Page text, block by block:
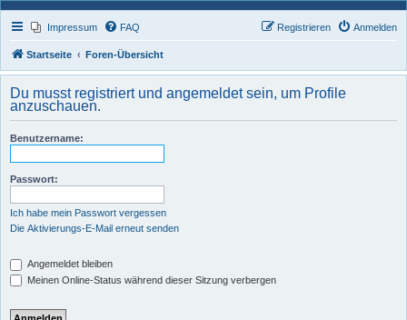
Impressum FAQ Anmelden
Registrieren
Startseite Foren-Übersicht
Du musst registriert und angemeldet sein, um Profile
anzuschauen.
Benutzername:
Passwort:
Ich habe mein Passwort vergessen
Die Aktivierungs-E-Mail erneut senden
Angemeldet bleiben
Meinen Online-Status während dieser Sitzung verbergen